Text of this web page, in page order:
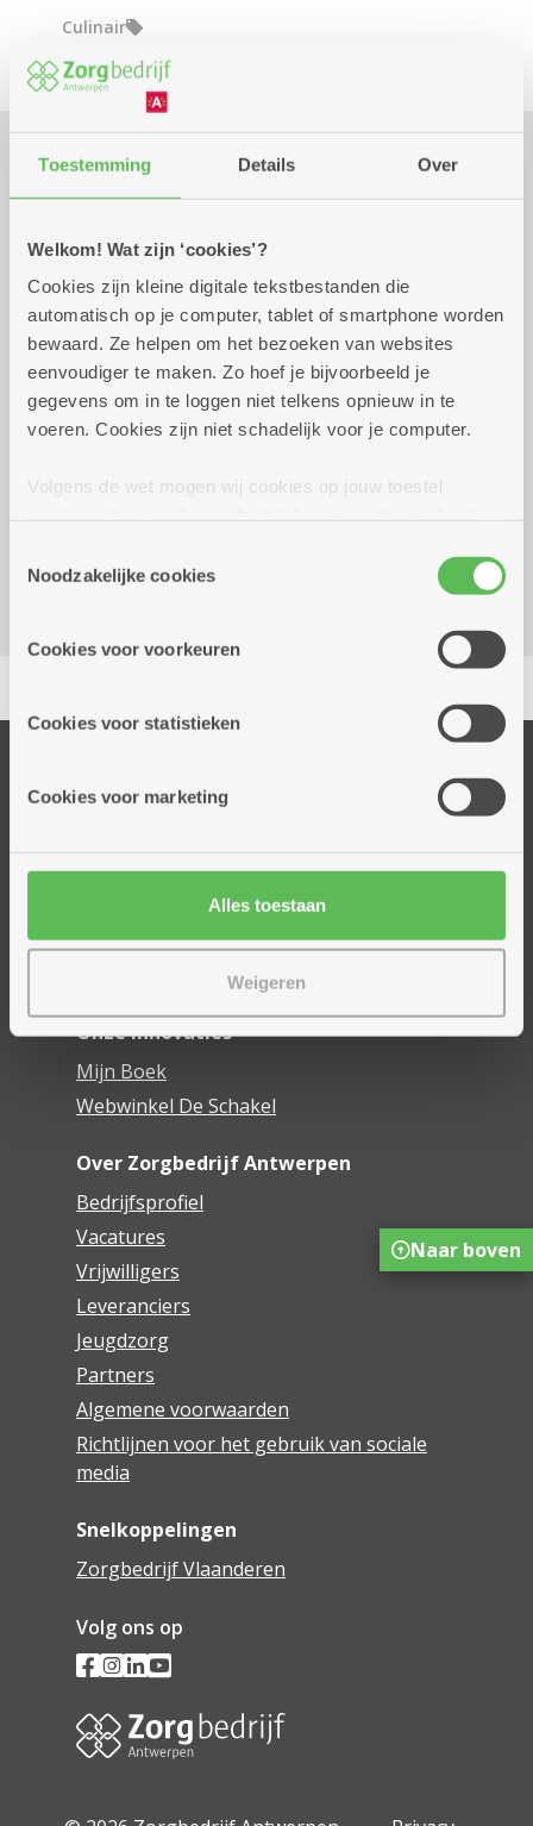
Toestemming Details Over
Welkom! Wat zijn ‘cookies’?
Cookies zijn kleine digitale tekstbestanden die
automatisch op je computer, tablet of smartphone worden
bewaard. Ze helpen om het bezoeken van websites
eenvoudiger te maken. Zo hoef je bijvoorbeeld je
gegevens om in te loggen niet telkens opnieuw in te
voeren. Cookies zijn niet schadelijk voor je computer.
Volgens de wet mogen wij cookies op jouw toestel
cookies hebben we jouw toestemming nodig. Sommige
cookies worden geplaatst door derde partijen die een
informatie over jouw (geanonimiseerd) gebruik van onze
partners kunnen deze gegevens combineren met andere
Noodzakelijke cookies
Cookies voor voorkeuren
Cookies voor statistieken
Cookies voor marketing
Alles toestaan
Weigeren
Culinair
Praktisch
2026
uur
10 euro
inschrijven kant tot 3/09/26
Reserveer vervoer
Facebook event
Dienstencentrum Kerkeveld
2100 Deurne
Thuisdiensten
Assistentiewoningen
Woonzorgcentra
Financieel comfort
Onze innovaties
Mijn Boek
Webwinkel De Schakel
Over Zorgbedrijf Antwerpen
Bedrijfsprofiel
Vacatures
Vrijwilligers
Leveranciers
Jeugdzorg
Partners
Algemene voorwaarden
Richtlijnen voor het gebruik van sociale
media
Snelkoppelingen
Zorgbedrijf Vlaanderen
Volg ons op
Naar boven